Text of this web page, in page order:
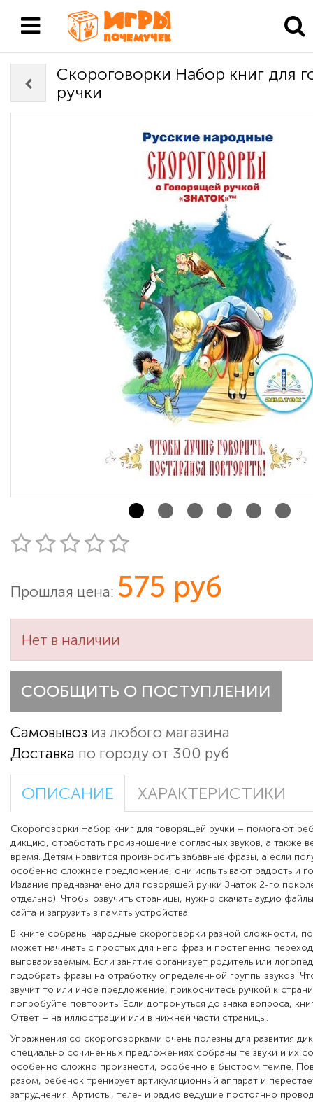
Скороговорки Набор книг для
ручки
Прошлая цена: 575 руб
Нет в наличии
СООБЩИТЬ О ПОСТУПЛЕНИИ
Самовывоз из любого магазина
Доставка по городу от 300 руб
ОПИСАНИЕ ХАРАКТЕРИСТИКИ
Скороговорки Набор книг для говорящей ручки – помогают
дикцию, отработать произношение согласных звуков, а также
время. Детям нравится произносить забавные фразы, а если
особенно сложное предложение, они испытывают радость и
Издание предназначено для говорящей ручки Знаток 2-го
отдельно). Чтобы озвучить страницы, нужно скачать аудио
сайта и загрузить в память устройства.
В книге собраны народные скороговорки разной сложности,
может начинать с простых для него фраз и постепенно
выговариваемым. Если занятие организует родитель или
подобрать фразы на отработку определенной группы звуков.
звучит то или иное предложение, прикоснитесь ручкой к
попробуйте повторить! Если дотронуться до знака вопроса,
Ответ – на иллюстрации или в нижней части страницы.
Упражнения со скороговорками очень полезны для развития
специально сочиненных предложениях собраны те звуки и их
особенно сложно произнести, особенно в быстром темпе.
разом, ребенок тренирует артикуляционный аппарат и
затруднения. Артисты, теле- и радио ведущие постоянно